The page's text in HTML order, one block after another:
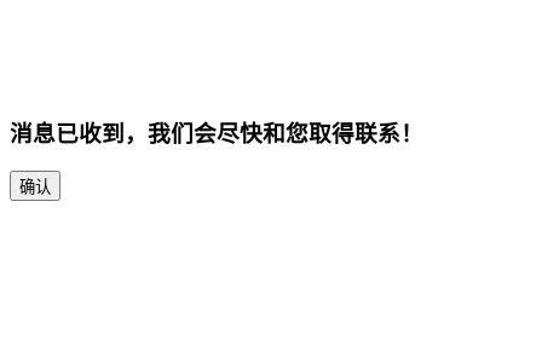
消息已收到，我们会尽快和您取得联系！
确认